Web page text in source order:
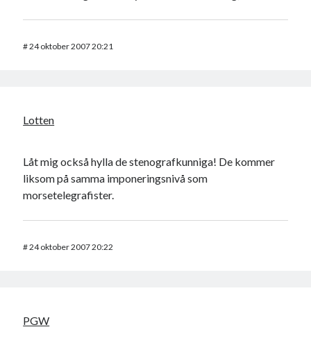
#24 oktober 2007 20:21
Lotten
Låt mig också hylla de stenografkunniga! De kommer
liksom på samma imponeringsnivå som
morsetelegrafister.
#24 oktober 2007 20:22
PGW